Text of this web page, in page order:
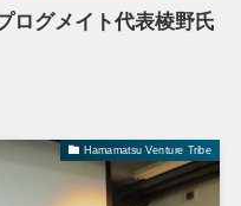
ログメイト代表棱野氏
Hamamatsu Venture Tribe